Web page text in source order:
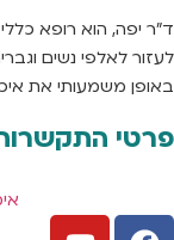
לעזור לאלפי נשים
באופן משמעותי את
פרטי